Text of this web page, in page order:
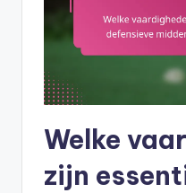
Welke
zijn